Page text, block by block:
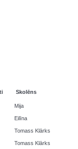
Skolēns
Mija
Eilīna
Tomass Klārks
Tomass Klārks